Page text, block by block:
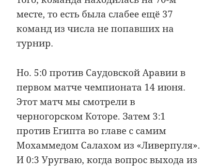
месте, то есть была слабее ещё 37
команд из числа не попавших на
турнир.
Но. 5:0 против Саудовской Аравии в
первом матче чемпионата 14 июня.
Этот матч мы смотрели в
черногорском Которе. Затем 3:1
против Египта во главе с самим
Мохаммедом Салахом из «Ливерпуля».
И 0:3 Уругваю, когда вопрос выхода из